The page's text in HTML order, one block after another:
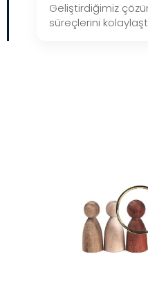
Geliştirdiğimiz
süreçlerini